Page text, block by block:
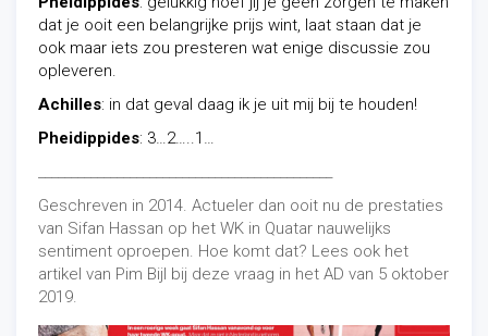
dat je ooit een belangrijke prijs wint, laat staan dat je
ook maar iets zou presteren wat enige discussie zou
opleveren.
Achilles: in dat geval daag ik je uit mij bij te houden!
Pheidippides: 3…2…..1…
Geschreven in 2014. Actueler dan ooit nu de prestaties
van Sifan Hassan op het WK in Quatar nauwelijks
sentiment oproepen. Hoe komt dat? Lees ook het
artikel van Pim Bijl bij deze vraag in het AD van 5 oktober
2019.